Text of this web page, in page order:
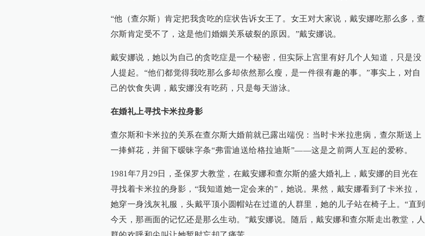
“他（查尔斯）肯定把我贪吃的症状告诉女王了。女王对大家说，戴安娜吃那么多，查
尔斯肯定受不了，这是他们婚姻关系破裂的原因。”戴安娜说。
戴安娜说，她以为自己的贪吃症是一个秘密，但实际上宫里有好几个人知道，只是没
人提起。“他们都觉得我吃那么多却依然那么瘦，是一件很有趣的事。”事实上，对自
己的饮食失调，戴安娜没有吃药，只是每天游泳。
在婚礼上寻找卡米拉身影
查尔斯和卡米拉的关系在查尔斯大婚前就已露出端倪：当时卡米拉患病，查尔斯送上
一捧鲜花，并留下暧昧字条“弗雷迪送给格拉迪斯”——这是之前两人互起的爱称。
1981年7月29日，圣保罗大教堂，在戴安娜和查尔斯的盛大婚礼上，戴安娜的目光在
寻找着卡米拉的身影，“我知道她一定会来的”，她说。果然，戴安娜看到了卡米拉，
她穿一身浅灰礼服，头戴平顶小圆帽站在过道的人群里，她的儿子站在椅子上。“直到
今天，那画面的记忆还是那么生动。”戴安娜说。随后，戴安娜和查尔斯走出教堂，人